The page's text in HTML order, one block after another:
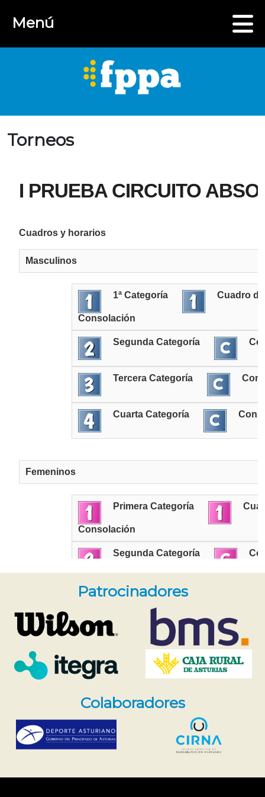
Menú
Torneos
Patrocinadores
Colaboradores